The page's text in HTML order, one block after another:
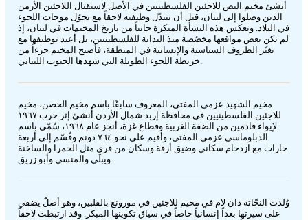
أُنشئ مخيم البص للاجئين الفلسطينيين في الأصل لاستقبال اللاجئين الأرمن
الذين وصلوا إلى لبنان، قبل أن تتبدّل وظيفته لاحقاً مع تحوّل موجات اللجوء
في البلاد. وتعكس هذه النشأة المبكرة جانباً من تاريخ المخيمات في لبنان، إذ
لم تكن بعض مواقعها مخصّصة منذ البداية للفلسطينيين، بل أُعيد توظيفها مع
تغيّر الظروف السياسية والإنسانية في المنطقة، فأصبح المخيم جزءاً من
خريطة اللجوء الطويلة التي شهدها الجنوب اللبناني.
مخيم الشهيد عزمي المفتي، المعروف سابقًا باسم مخيم الحصن، مخيم
للاجئين الفلسطينيين في محافظة إربد شمال الأردن أُنشئ إثر حرب ١٩٦٧
لإيواء قادمين من الضفة الغربية وقطاع غزة، أنجز عام ١٩٦٨، سُمّي باسم
الدبلوماسي عزمي المفتي، وأقيم على نحو ٧٦٤ دونم وقُسّم إلى أربعة
حارات مع ازدحام سكاني وضيق أزقة وسكان من قرى مثل الحمرا والساخنة
ويبلَى والمنسي وأبو زريق.
وُلدت النحّاتة دان لام في مخيم للاجئين في مورونغ بالفلبين، وهو أصلٌ يضفي
على سيرتها بعداً إنسانياً خاصاً في سياق تكوينها المبكر. وقد ارتبطت لاحقاً